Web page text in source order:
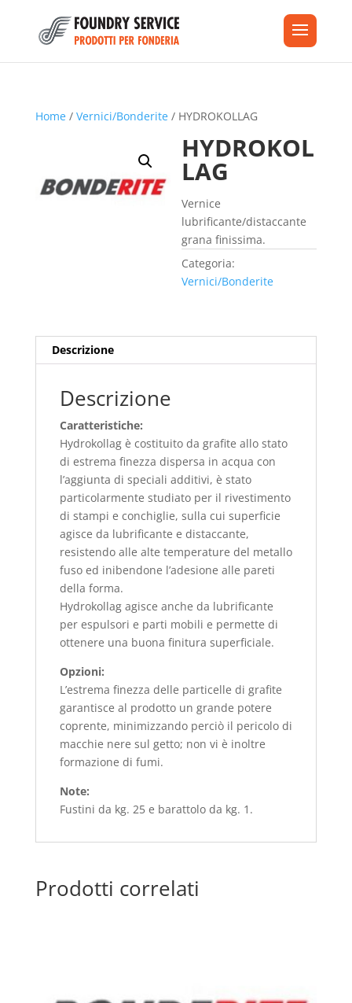
Home/ Vernici/Bonderite/ HYDROKOLLAG
HYDROKOL
LAG
Vernice
lubrificante/distaccante
grana finissima.
Categoria:
Vernici/Bonderite
Descrizione
Descrizione
Caratteristiche:
Hydrokollag è costituito da grafite allo stato
di estrema finezza dispersa in acqua con
l’aggiunta di speciali additivi, è stato
particolarmente studiato per il rivestimento
di stampi e conchiglie, sulla cui superficie
agisce da lubrificante e distaccante,
resistendo alle alte temperature del metallo
fuso ed inibendone l’adesione alle pareti
della forma.
Hydrokollag agisce anche da lubrificante
per espulsori e parti mobili e permette di
ottenere una buona finitura superficiale.
Opzioni:
L’estrema finezza delle particelle di grafite
garantisce al prodotto un grande potere
coprente, minimizzando perciò il pericolo di
macchie nere sul getto; non vi è inoltre
formazione di fumi.
Note:
Fustini da kg. 25 e barattolo da kg. 1.
Prodotti correlati